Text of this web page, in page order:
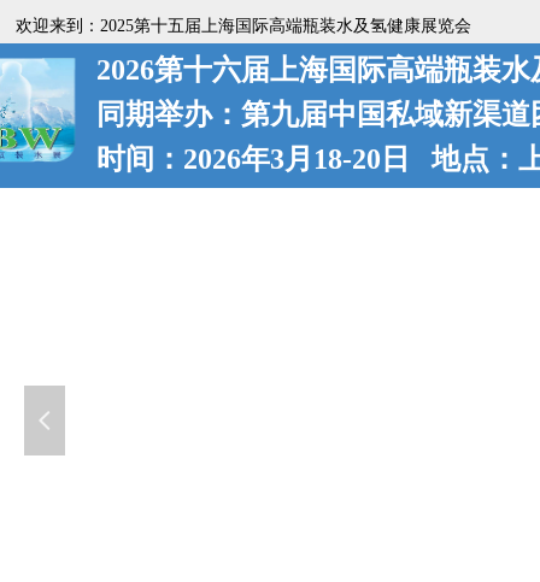
欢迎来到：2025第十五届上海国际高端瓶装水及氢健康展览会
넳
2026第十六届上海国际高端瓶装
同期举办：第九届中国私域新渠道
时间：2026年3月18-20日 地点：